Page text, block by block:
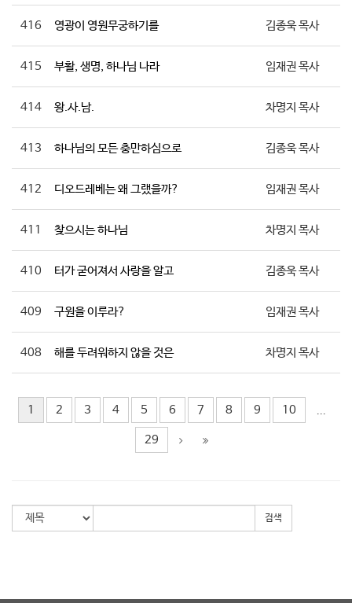
416 영광이 영원무궁하기를 김종욱 목사
415 부활, 생명, 하나님 나라 임재권 목사
414 왕.사.남. 차명지 목사
413 하나님의 모든 충만하심으로 김종욱 목사
412 디오드레베는 왜 그랬을까? 임재권 목사
411 찾으시는 하나님 차명지 목사
410 터가 굳어져서 사랑을 알고 김종욱 목사
409 구원을 이루라? 임재권 목사
408 해를 두려워하지 않을 것은 차명지 목사
1 2 3 4 5 6 7 8 9 10 ...
29
검색